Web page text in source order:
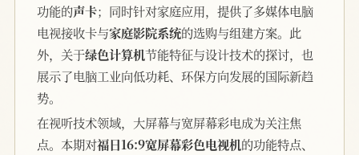
功能的声卡；同时针对家庭应用，提供了多媒体电脑
电视接收卡与家庭影院系统的选购与组建方案。此
外，关于绿色计算机节能特征与设计技术的探讨，也
展示了电脑工业向低功耗、环保方向发展的国际新趋
势。
在视听技术领域，大屏幕与宽屏幕彩电成为关注焦
点。本期对福日16:9宽屏幕彩色电视机的功能特点、